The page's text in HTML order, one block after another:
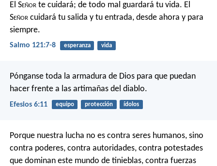
El Señor te cuidará; de todo mal guardará tu vida. El
Señor cuidará tu salida y tu entrada, desde ahora y para
siempre.
Salmo 121:7-8 esperanza vida
Pónganse toda la armadura de Dios para que puedan
hacer frente a las artimañas del diablo.
Efesios 6:11 equipo protección ídolos
Porque nuestra lucha no es contra seres humanos, sino
contra poderes, contra autoridades, contra potestades
que dominan este mundo de tinieblas, contra fuerzas